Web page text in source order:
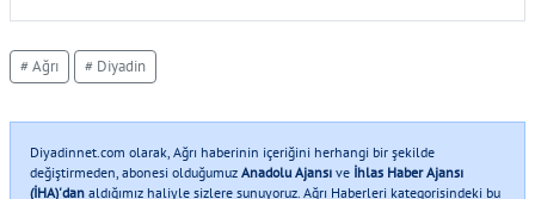
# Ağrı # Diyadin
Diyadinnet.com olarak, Ağrı haberinin içeriğini herhangi bir şekilde
değiştirmeden, abonesi olduğumuz Anadolu Ajansı ve İhlas Haber Ajansı
(İHA)'dan aldığımız haliyle sizlere sunuyoruz. Ağrı Haberleri kategorisindeki bu